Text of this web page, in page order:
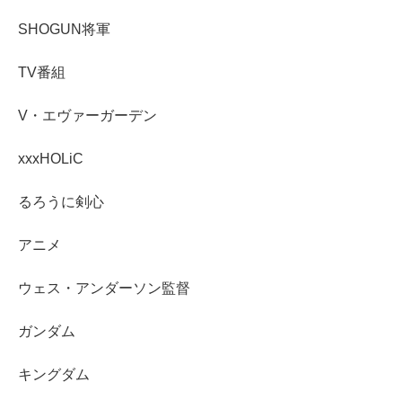
SHOGUN将軍
TV番組
V・エヴァーガーデン
xxxHOLiC
るろうに剣心
アニメ
ウェス・アンダーソン監督
ガンダム
キングダム